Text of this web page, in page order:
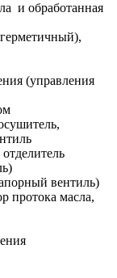
и обработанная
(управления
вентиль)
протока масла,